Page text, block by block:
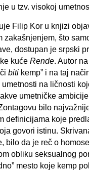
u tzv. visokoj
Filip Kor u knjizi
što
dostupan je srpski
kuće Rende. Autor
biti kemp” i na taj
na ličnosti
umetničke
bilo
definicijama koje
govori istinu.
bilo da je reč o
obliku seksualnog
mesto koje kemp